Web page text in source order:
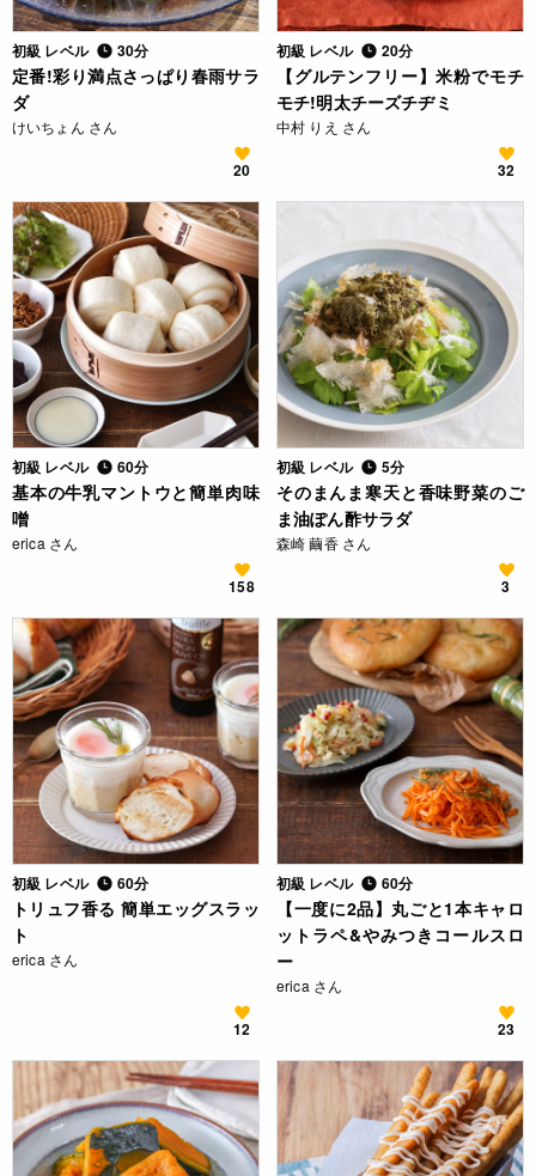
初級 レベル 30分
定番!彩り満点さっぱり春雨サラ
ダ
けいちょん さん
20
初級 レベル 20分
【グルテンフリー】米粉でモチ
モチ!明太チーズチヂミ
中村 りえ さん
32
初級 レベル 60分
基本の牛乳マントウと簡単肉味
噌
erica さん
158
初級 レベル 5分
そのまんま寒天と香味野菜のご
ま油ぽん酢サラダ
森崎 繭香 さん
3
初級 レベル 60分
トリュフ香る 簡単エッグスラッ
ト
erica さん
12
初級 レベル 60分
【一度に2品】丸ごと1本キャロ
ットラペ&やみつきコールスロ
ー
erica さん
23